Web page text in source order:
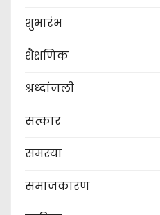
शुभारंभ
शैक्षणिक
श्रध्दांजली
सत्कार
समस्या
समाजकारण